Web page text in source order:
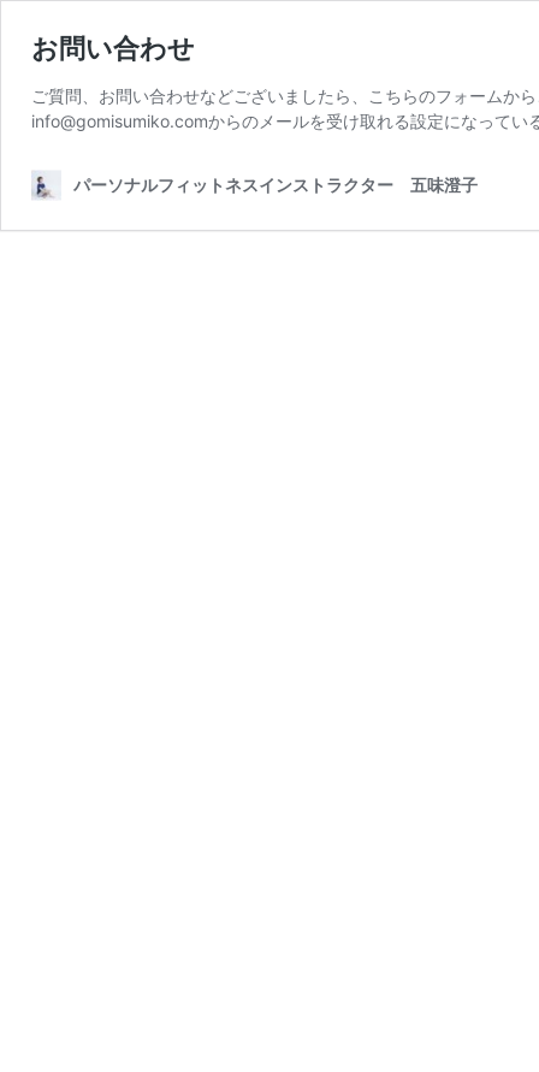
お問い合わせ
ご質問、お問い合わせなどございましたら、こちらのフォームか
info@gomisumiko.comからのメールを受け取れる設定になって
パーソナルフィットネスインストラクター 五味澄子